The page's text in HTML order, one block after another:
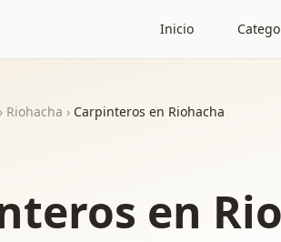
Inicio
› Riohacha › Carpinteros en Riohacha
en